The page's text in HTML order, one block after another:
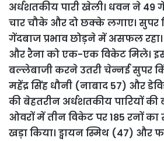
अर्धशतकीय पारी खेली। धवन ने 49
चार चौके और दो छक्के लगाए। सुपर
गेंदबाज प्रभाव छोड़ने में असफल रहा।
और रैना को एक-एक विकेट मिले।
बल्लेबाजी करने उतरी चेन्नई सुपर
महेंद्र सिंह धौनी (नाबाद 57) और
की बेहतरीन अर्धशतकीय पारियों की
ओवरों में तीन विकेट पर 185 रनों
खड़ा किया। ड्वायन स्मिथ (47) और